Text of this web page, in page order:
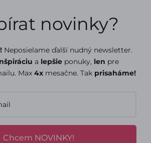
novinky?
Neposielame ďalší nudný newsletter.
a lepšie ponuky, len pre
Max 4xmesačne. Tak prisaháme!
Chcem NOVINKY!